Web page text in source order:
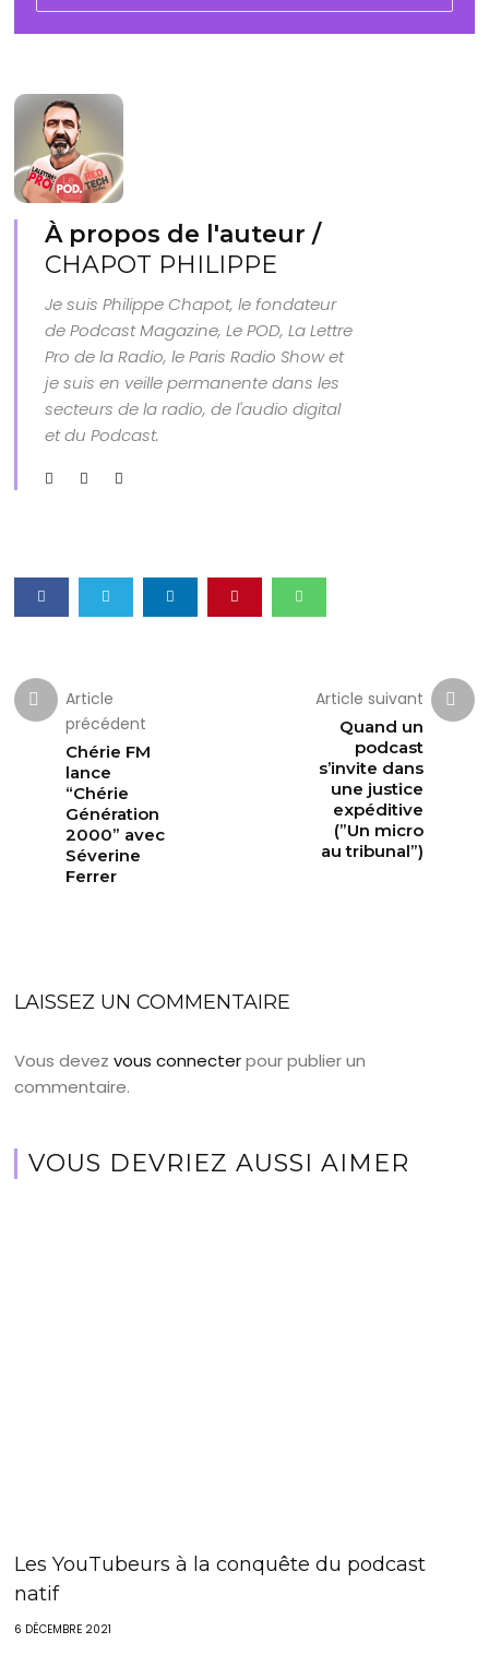
À propos de l'auteur /
CHAPOT PHILIPPE
Je suis Philippe Chapot, le fondateur
de Podcast Magazine, Le POD, La Lettre
Pro de la Radio, le Paris Radio Show et
je suis en veille permanente dans les
secteurs de la radio, de l'audio digital
et du Podcast.
Article
précédent
Chérie FM
lance
“Chérie
Génération
2000” avec
Séverine
Ferrer
Article suivant
Quand un
podcast
s’invite dans
une justice
expéditive
(”Un micro
au tribunal”)
LAISSEZ UN COMMENTAIRE
Vous devezvous connecterpour publier un
commentaire.
VOUS DEVRIEZ AUSSI AIMER
Les YouTubeurs à la conquête du podcast
natif
6 DÉCEMBRE 2021